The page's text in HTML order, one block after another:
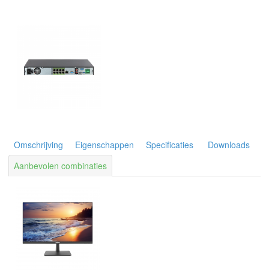
Omschrijving Eigenschappen Specificaties
Downloads
Aanbevolen combinaties